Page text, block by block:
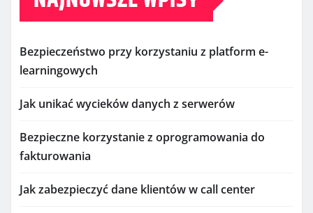
Bezpieczeństwo przy korzystaniu z platform e-
learningowych
Jak unikać wycieków danych z serwerów
Bezpieczne korzystanie z oprogramowania do
fakturowania
Jak zabezpieczyć dane klientów w call center